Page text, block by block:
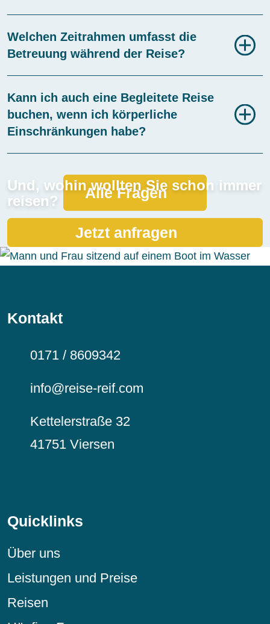
Welchen Zeitrahmen umfasst die
Betreuung während der Reise?
Kann ich auch eine Begleitete Reise
buchen, wenn ich körperliche
Einschränkungen habe?
Alle Fragen
Und, wohin wollten Sie schon immer
reisen?
Jetzt anfragen
Kontakt
0171 / 8609342
info@reise-reif.com
Kettelerstraße 32
41751 Viersen
Quicklinks
Über uns
Leistungen und Preise
Reisen